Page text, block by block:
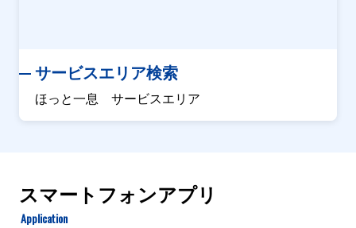
サービスエリア検索
ほっと一息 サービスエリア
スマートフォンアプリ
Application